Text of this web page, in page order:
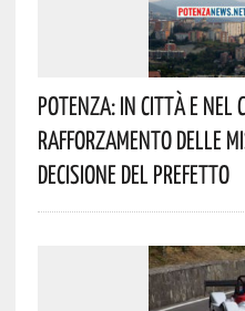
Potenza: In Città E
Rafforzamento Delle
Decisione Del Prefetto